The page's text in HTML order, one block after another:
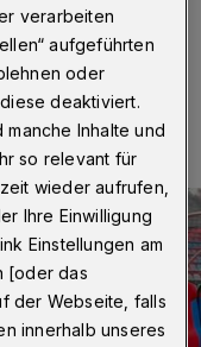
verarbeiten
aufgeführten
oder
deaktiviert.
Inhalte und
so relevant für
wieder aufrufen,
Ihre Einwilligung
Einstellungen am
[oder das
der Webseite, falls
innerhalb unseres